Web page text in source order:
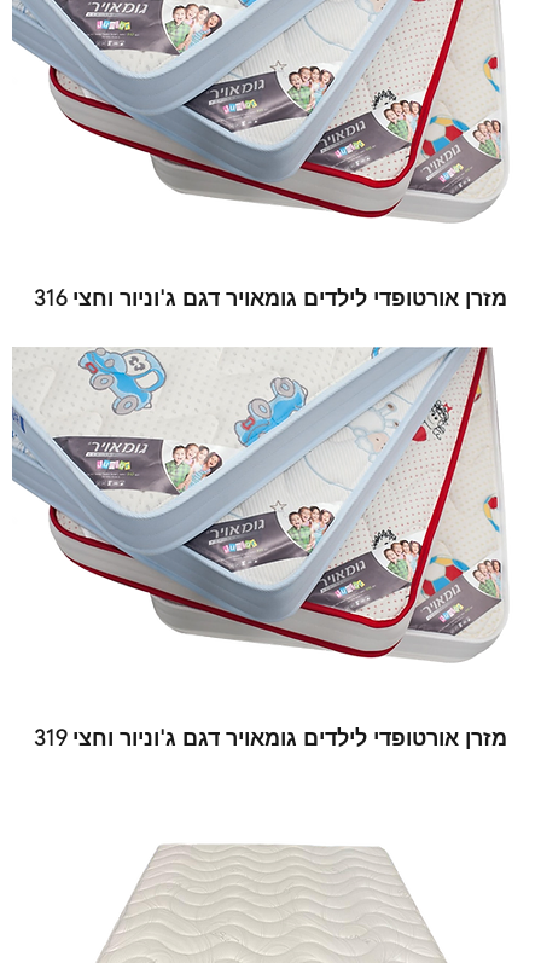
מזרן אורטופדי לילדים גומאויר דגם ג'וניור וחצי 316
מזרן אורטופדי לילדים גומאויר דגם ג'וניור וחצי 319